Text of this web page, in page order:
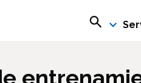
Buscar en